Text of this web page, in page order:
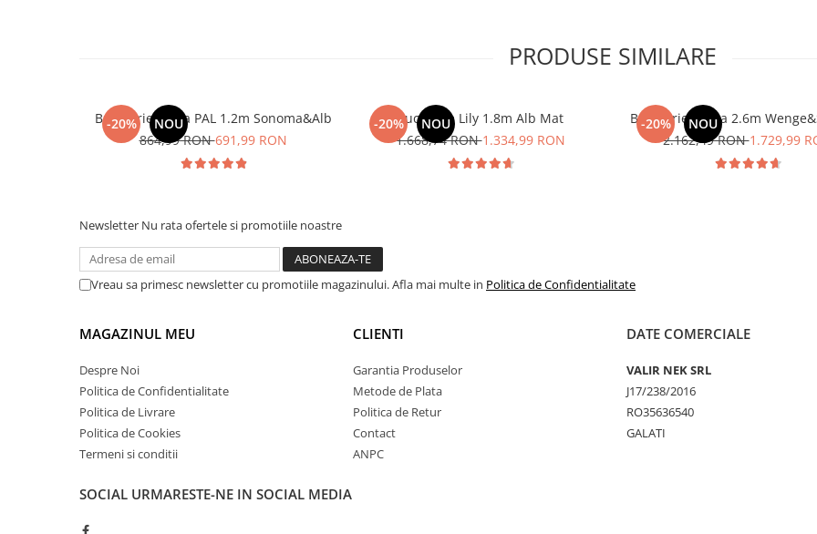
PRODUSE SIMILARE
-20% NOU
Bucatarie Paula PAL 1.2m Sonoma&Alb
864,99 RON691,99 RON
-20% NOU
Bucatarie Lily 1.8m Alb Mat
1.668,74 RON1.334,99 RON
-20% NOU
Bucatarie Diana 2.6m
2.162,49 RON1.729,99
Newsletter Nu rata ofertele si promotiile noastre
Vreau sa primesc newsletter cu promotiile magazinului. Afla mai multe in Politica de Confidentialitate
MAGAZINUL MEU
Despre Noi
Politica de Confidentialitate
Politica de Livrare
Politica de Cookies
Termeni si conditii
CLIENTI
Garantia Produselor
Metode de Plata
Politica de Retur
Contact
ANPC
DATE COMERCIALE
VALIR NEK SRL
J17/238/2016
RO35636540
GALATI
SOCIAL URMARESTE-NE IN SOCIAL MEDIA